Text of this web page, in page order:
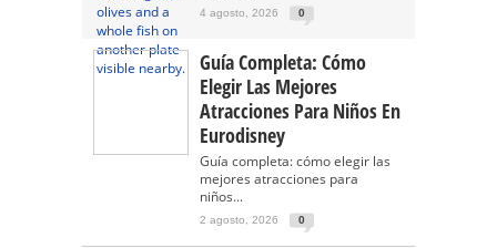
4 agosto, 2026 0
Guía Completa: Cómo
Elegir Las Mejores
Atracciones Para Niños En
Eurodisney
Guía completa: cómo elegir las
mejores atracciones para
niños...
2 agosto, 2026 0